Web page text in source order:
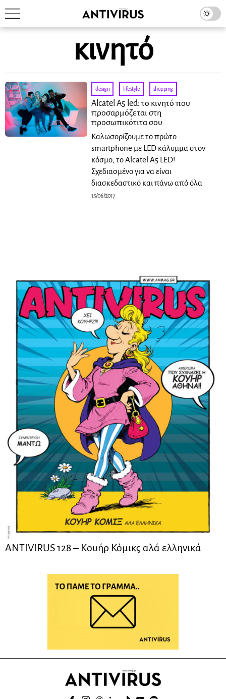
κινητό
design · lifestyle · shopping
Alcatel A5 led: το κινητό που
προσαρμόζεται στη
προσωπικότιτα σου
Καλωσορίζουμε το πρώτο
smartphone με LED κάλυμμα στον
κόσμο, το Alcatel A5 LED!
Σχεδιασμένο για να είναι
διασκεδαστικό και πάνω από όλα
15/06/2017
ANTIVIRUS 128 – Kουήρ Κόμικς αλά ελληνικά